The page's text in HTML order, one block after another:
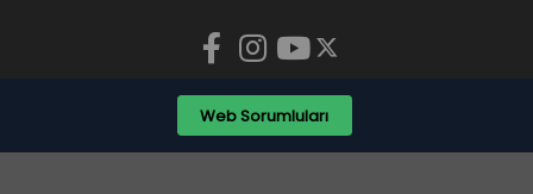
Web Sorumluları